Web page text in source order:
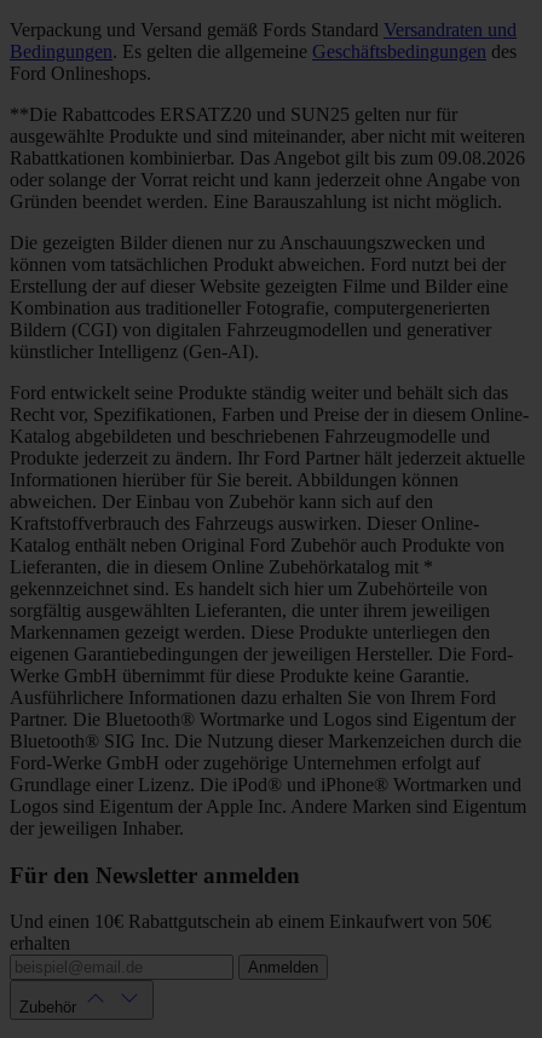
Verpackung und Versand gemäß Fords Standard Versandraten und
Bedingungen. Es gelten die allgemeine Geschäftsbedingungen des
Ford Onlineshops.
**Die Rabattcodes ERSATZ20 und SUN25 gelten nur für
ausgewählte Produkte und sind miteinander, aber nicht mit weiteren
Rabattkationen kombinierbar. Das Angebot gilt bis zum 09.08.2026
oder solange der Vorrat reicht und kann jederzeit ohne Angabe von
Gründen beendet werden. Eine Barauszahlung ist nicht möglich.
Die gezeigten Bilder dienen nur zu Anschauungszwecken und
können vom tatsächlichen Produkt abweichen. Ford nutzt bei der
Erstellung der auf dieser Website gezeigten Filme und Bilder eine
Kombination aus traditioneller Fotografie, computergenerierten
Bildern (CGI) von digitalen Fahrzeugmodellen und generativer
künstlicher Intelligenz (Gen-AI).
Ford entwickelt seine Produkte ständig weiter und behält sich das
Recht vor, Spezifikationen, Farben und Preise der in diesem Online-
Katalog abgebildeten und beschriebenen Fahrzeugmodelle und
Produkte jederzeit zu ändern. Ihr Ford Partner hält jederzeit aktuelle
Informationen hierüber für Sie bereit. Abbildungen können
abweichen. Der Einbau von Zubehör kann sich auf den
Kraftstoffverbrauch des Fahrzeugs auswirken. Dieser Online-
Katalog enthält neben Original Ford Zubehör auch Produkte von
Lieferanten, die in diesem Online Zubehörkatalog mit *
gekennzeichnet sind. Es handelt sich hier um Zubehörteile von
sorgfältig ausgewählten Lieferanten, die unter ihrem jeweiligen
Markennamen gezeigt werden. Diese Produkte unterliegen den
eigenen Garantiebedingungen der jeweiligen Hersteller. Die Ford-
Werke GmbH übernimmt für diese Produkte keine Garantie.
Ausführlichere Informationen dazu erhalten Sie von Ihrem Ford
Partner. Die Bluetooth® Wortmarke und Logos sind Eigentum der
Bluetooth® SIG Inc. Die Nutzung dieser Markenzeichen durch die
Ford-Werke GmbH oder zugehörige Unternehmen erfolgt auf
Grundlage einer Lizenz. Die iPod® und iPhone® Wortmarken und
Logos sind Eigentum der Apple Inc. Andere Marken sind Eigentum
der jeweiligen Inhaber.
Für den Newsletter anmelden
Und einen 10€ Rabattgutschein ab einem Einkaufwert von 50€
erhalten
Anmelden
Zubehör